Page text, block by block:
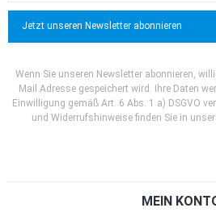
Jetzt unseren Newsletter abonnieren
Wenn Sie unseren Newsletter abonnieren,
Mail Adresse gespeichert wird. Ihre Daten
Einwilligung gemäß Art. 6 Abs. 1 a) DSGVO
und Widerrufshinweise finden Sie in
MEIN